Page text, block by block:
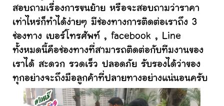
สอบถามเรื่องการขนย้าย หรือจะสอบถามว่าราคา
เท่าไหร่ก็ทำได้ง่ายๆ มีช่องทางการติดต่อเราถึง 3
ช่องทาง เบอร์โทรศัพท์ , facebook , Line
ทั้งหมดนี้คือช่องทางที่สามารถติดต่อกับทีมงานของ
เราได้ สะดวก รวดเร็ว ปลอดภัย รับรองได้ว่าของ
ทุกอย่างจะถึงมือลูกค้าที่ปลายทางอย่างแน่นอนครับ